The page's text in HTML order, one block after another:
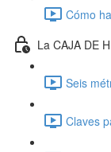
Cómo
La CAJA DE
Seis
Claves